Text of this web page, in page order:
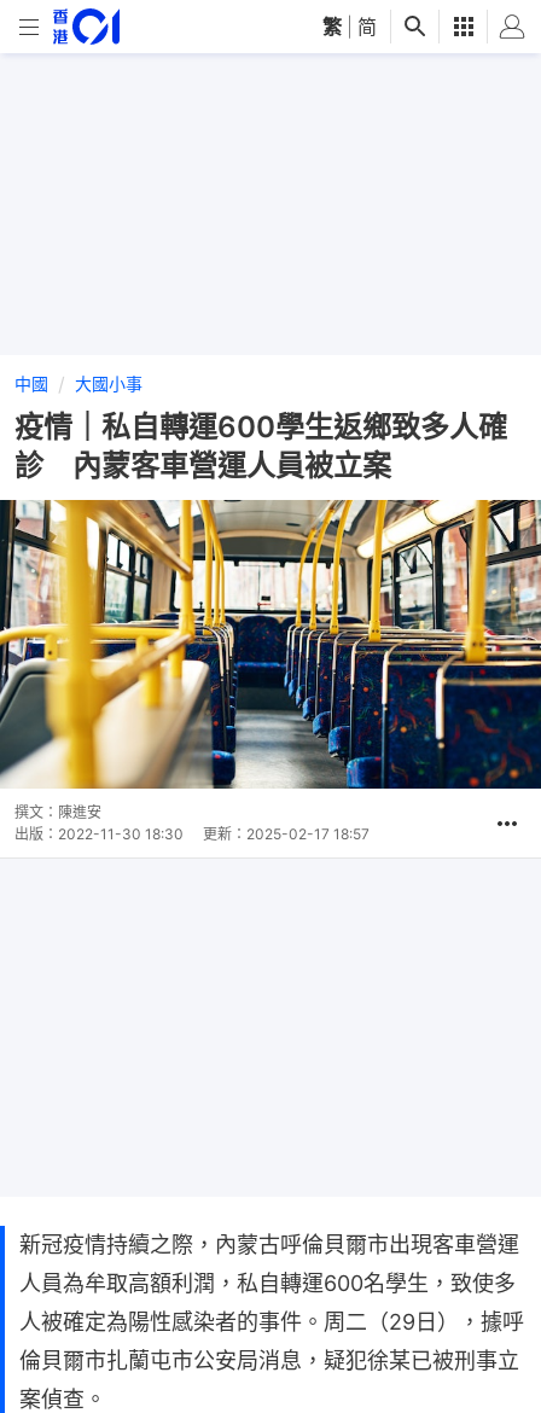
繁 简
中國 大國小事
疫情｜私自轉運600學生返鄉致多人確
診 內蒙客車營運人員被立案
撰文： 陳進安
出版： 2022-11-30 18:30 更新： 2025-02-17 18:57
新冠疫情持續之際，內蒙古呼倫貝爾市出現客車營運
人員為牟取高額利潤，私自轉運600名學生，致使多
人被確定為陽性感染者的事件。周二（29日），據呼
倫貝爾市扎蘭屯市公安局消息，疑犯徐某已被刑事立
案偵查。